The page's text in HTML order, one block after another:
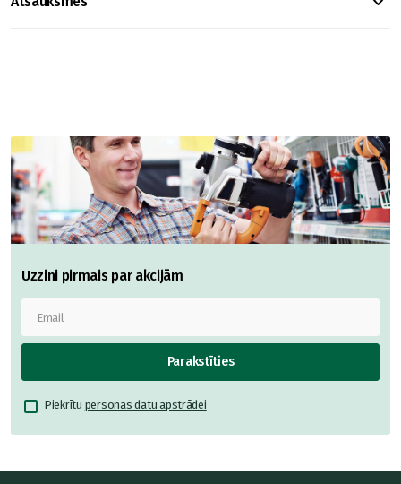
Uzzini pirmais par akcijām
Parakstīties
Piekrītu personas datu apstrādei